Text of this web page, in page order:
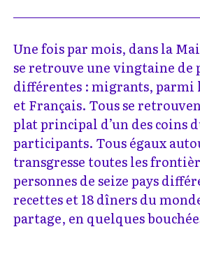
Une fois par mois, dans la
se retrouve une vingtaine de
différentes : migrants, parmi
et Français. Tous se
plat principal d’un des coins
participants. Tous égaux
transgresse toutes les
personnes de seize pays
recettes et 18 dîners du
partage, en quelques